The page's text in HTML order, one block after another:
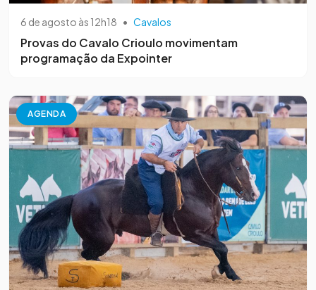
6 de agosto às 12h18 • Cavalos
Provas do Cavalo Crioulo movimentam
programação da Expointer
AGENDA